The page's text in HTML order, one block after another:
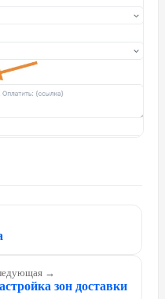
→
зон доставки